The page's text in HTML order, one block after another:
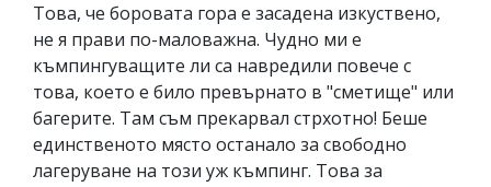
Това, че боровата гора е засадена изкуствено,
не я прави по-маловажна. Чудно ми е
къмпингуващите ли са навредили повече с
това, което е било превърнато в "сметище" или
багерите. Там съм прекарвал стрхотно! Беше
единственото място останало за свободно
лагеруване на този уж къмпинг. Това за